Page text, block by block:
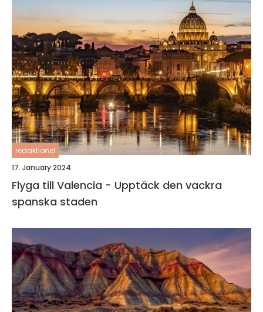
redaktionel
17. January 2024
Flyga till Valencia - Upptäck den vackra
spanska staden